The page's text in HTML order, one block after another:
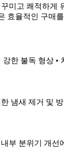
미고 쾌적하게
효율적인 구매
한 불독 형상
냄새 제거 및
부 분위기 개선